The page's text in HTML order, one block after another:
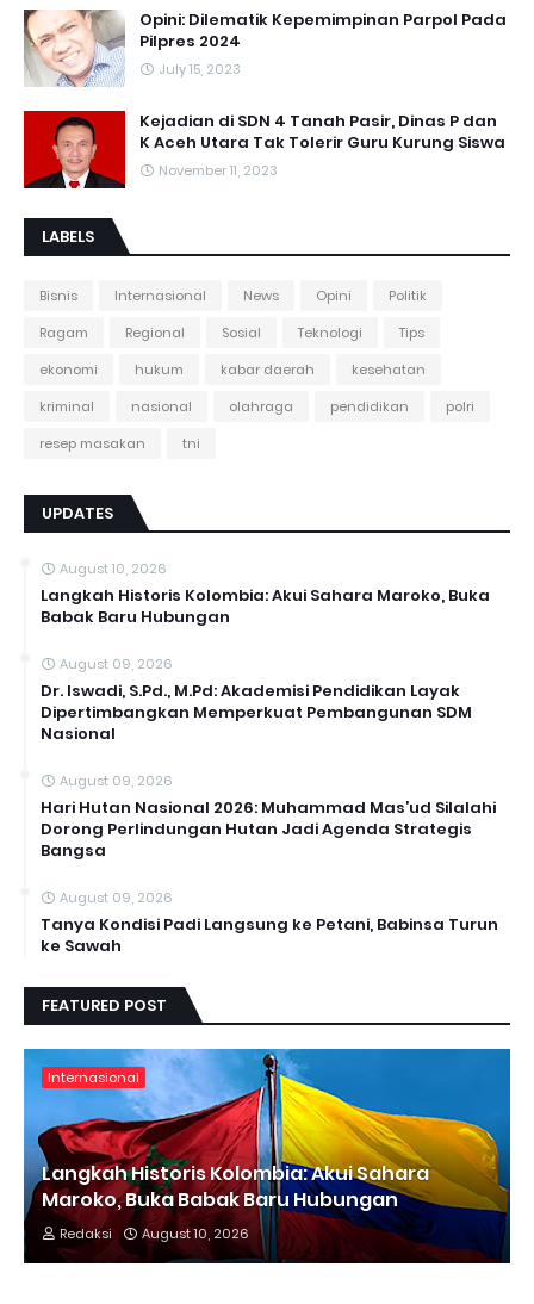
Opini: Dilematik Kepemimpinan Parpol Pada
Pilpres 2024
July 15, 2023
Kejadian di SDN 4 Tanah Pasir, Dinas P dan
K Aceh Utara Tak Tolerir Guru Kurung Siswa
November 11, 2023
LABELS
Bisnis Internasional News Opini
Politik
Ragam
Regional Sosial Teknologi
Tips
ekonomi
hukum kabar daerah
kesehatan
kriminal
nasional olahraga pendidikan
polri
resep masakan
tni
UPDATES
August 10, 2026
Langkah Historis Kolombia: Akui Sahara Maroko, Buka
Babak Baru Hubungan
August 09, 2026
Dr. Iswadi, S.Pd., M.Pd: Akademisi Pendidikan Layak
Dipertimbangkan Memperkuat Pembangunan SDM
Nasional
August 09, 2026
Hari Hutan Nasional 2026: Muhammad Mas’ud Silalahi
Dorong Perlindungan Hutan Jadi Agenda Strategis
Bangsa
August 09, 2026
Tanya Kondisi Padi Langsung ke Petani, Babinsa Turun
ke Sawah
FEATURED POST
Internasional
Langkah Historis Kolombia: Akui Sahara
Maroko, Buka Babak Baru Hubungan
Redaksi August 10, 2026